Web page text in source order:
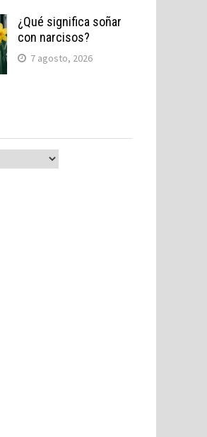
¿Qué significa soñar
con narcisos?
7 agosto, 2026